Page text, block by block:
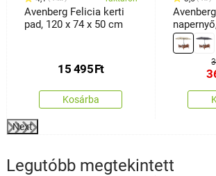
Avenberg Felicia kerti
pad, 120 x 74 x 50 cm
15 495Ft
Kosárba
Next
Legutóbb megtekintett